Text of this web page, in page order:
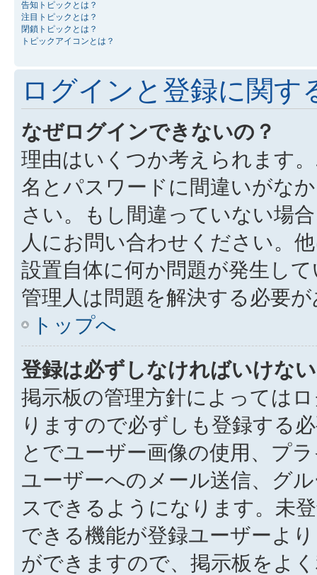
告知トピックとは？
注目トピックとは？
閉鎖トピックとは？
トピックアイコンとは？
ログインと登録に関す
なぜログインできないの？
理由はいくつか考えられます
名とパスワードに間違いがな
さい。もし間違っていない場
人にお問い合わせください。
設置自体に何か問題が発生し
管理人は問題を解決する必要
トップへ
登録は必ずしなければいけな
掲示板の管理方針によっては
りますので必ずしも登録する
とでユーザー画像の使用、プ
ユーザーへのメール送信、グ
スできるようになります。未
できる機能が登録ユーザーよ
ができますので、掲示板をよ